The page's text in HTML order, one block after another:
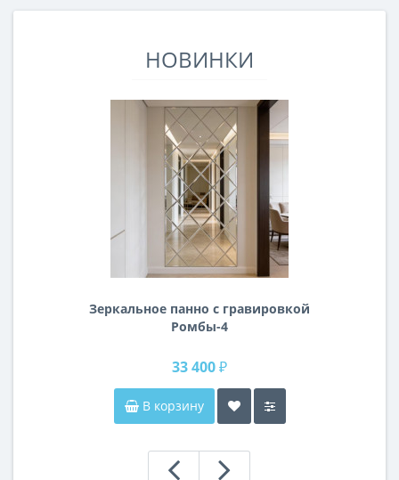
НОВИНКИ
Зеркальное панно с гравировкой
Ромбы-4
33 400 ₽
В корзину